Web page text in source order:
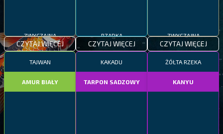
ZWYCZAJNA
CZYTAJ WIĘCEJ
RZADKA
CZYTAJ WIĘCEJ
ZWYCZAJNA
CZYTAJ WIĘCEJ
TAJWAN
AMUR BIAŁY
KAKADU
TARPON SADZOWY
ŻÓŁTA RZEKA
KANYU